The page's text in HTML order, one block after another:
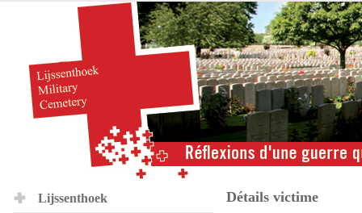
Lijssenthoek
Détails victime